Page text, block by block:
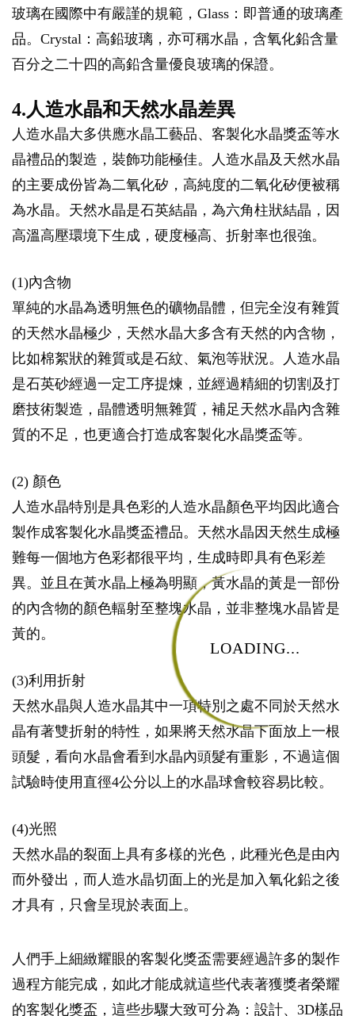
LOADING...
玻璃在國際中有嚴謹的規範，Glass：即普通的玻璃產
品。Crystal：高鉛玻璃，亦可稱水晶，含氧化鉛含量
百分之二十四的高鉛含量優良玻璃的保證。
4.人造水晶和天然水晶差異
人造水晶大多供應水晶工藝品、客製化水晶獎盃等水
晶禮品的製造，裝飾功能極佳。人造水晶及天然水晶
的主要成份皆為二氧化矽，高純度的二氧化矽便被稱
為水晶。天然水晶是石英結晶，為六角柱狀結晶，因
高溫高壓環境下生成，硬度極高、折射率也很強。
(1)內含物
單純的水晶為透明無色的礦物晶體，但完全沒有雜質
的天然水晶極少，天然水晶大多含有天然的內含物，
比如棉絮狀的雜質或是石紋、氣泡等狀況。人造水晶
是石英砂經過一定工序提煉，並經過精細的切割及打
磨技術製造，晶體透明無雜質，補足天然水晶內含雜
質的不足，也更適合打造成客製化水晶獎盃等。
(2) 顏色
人造水晶特別是具色彩的人造水晶顏色平均因此適合
製作成客製化水晶獎盃禮品。天然水晶因天然生成極
難每一個地方色彩都很平均，生成時即具有色彩差
異。並且在黃水晶上極為明顯，黃水晶的黃是一部份
的內含物的顏色輻射至整塊水晶，並非整塊水晶皆是
黃的。
(3)利用折射
天然水晶與人造水晶其中一項特別之處不同於天然水
晶有著雙折射的特性，如果將天然水晶下面放上一根
頭髮，看向水晶會看到水晶內頭髮有重影，不過這個
試驗時使用直徑4公分以上的水晶球會較容易比較。
(4)光照
天然水晶的裂面上具有多樣的光色，此種光色是由內
而外發出，而人造水晶切面上的光是加入氧化鉛之後
才具有，只會呈現於表面上。
人們手上細緻耀眼的客製化獎盃需要經過許多的製作
過程方能完成，如此才能成就這些代表著獲獎者榮耀
的客製化獎盃，這些步驟大致可分為：設計、3D樣品